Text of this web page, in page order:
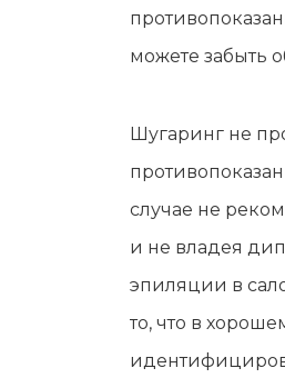
можете забыть
Шугаринг не
случае не
и не владея
эпиляции в
то, что в